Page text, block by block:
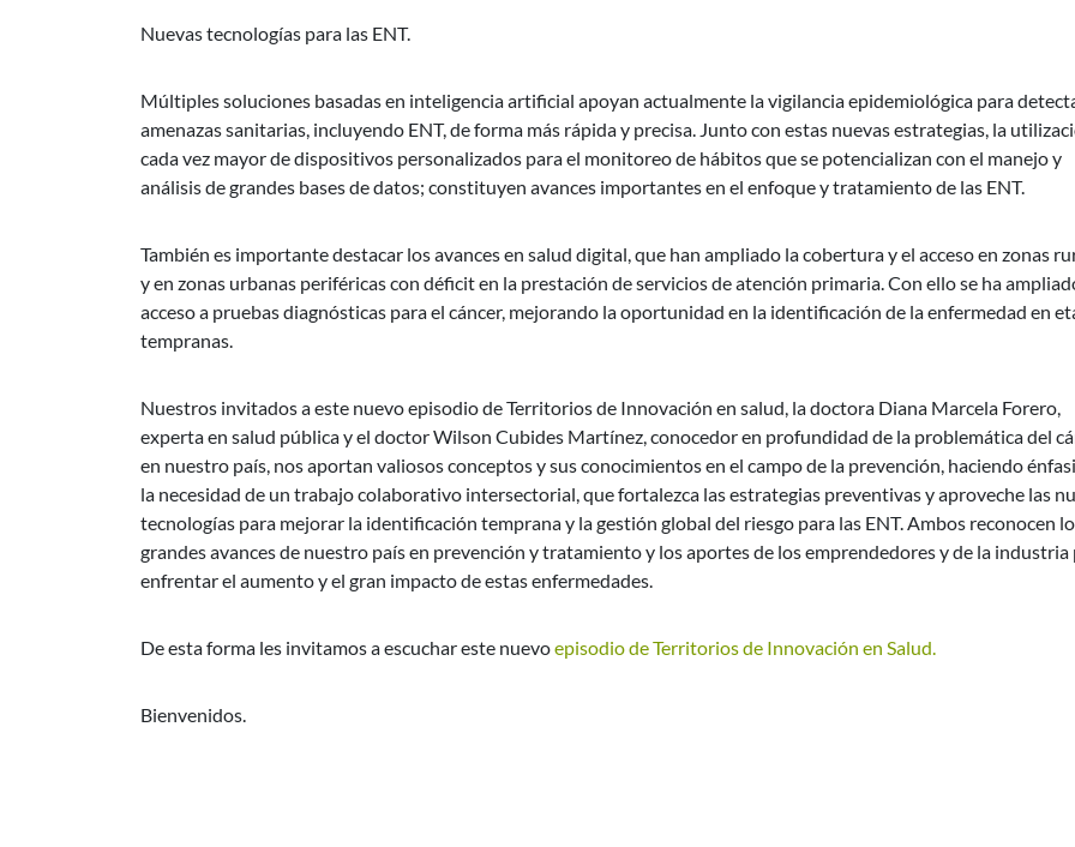
Nuevas tecnologías para las ENT.
Múltiples soluciones basadas en inteligencia artificial apoyan actualmente la vigilancia epidemiológica para
amenazas sanitarias, incluyendo ENT, de forma más rápida y precisa. Junto con estas nuevas estrategias, la
cada vez mayor de dispositivos personalizados para el monitoreo de hábitos que se potencializan con el manejo y
análisis de grandes bases de datos; constituyen avances importantes en el enfoque y tratamiento de las ENT.
También es importante destacar los avances en salud digital, que han ampliado la cobertura y el acceso en zonas
y en zonas urbanas periféricas con déficit en la prestación de servicios de atención primaria. Con ello se ha
acceso a pruebas diagnósticas para el cáncer, mejorando la oportunidad en la identificación de la enfermedad en
tempranas.
Nuestros invitados a este nuevo episodio de Territorios de Innovación en salud, la doctora Diana Marcela Forero,
experta en salud pública y el doctor Wilson Cubides Martínez, conocedor en profundidad de la problemática del
en nuestro país, nos aportan valiosos conceptos y sus conocimientos en el campo de la prevención, haciendo
la necesidad de un trabajo colaborativo intersectorial, que fortalezca las estrategias preventivas y aproveche las
tecnologías para mejorar la identificación temprana y la gestión global del riesgo para las ENT. Ambos reconocen
grandes avances de nuestro país en prevención y tratamiento y los aportes de los emprendedores y de la industria
enfrentar el aumento y el gran impacto de estas enfermedades.
De esta forma les invitamos a escuchar este nuevoepisodio de Territorios de Innovación en Salud.
Bienvenidos.